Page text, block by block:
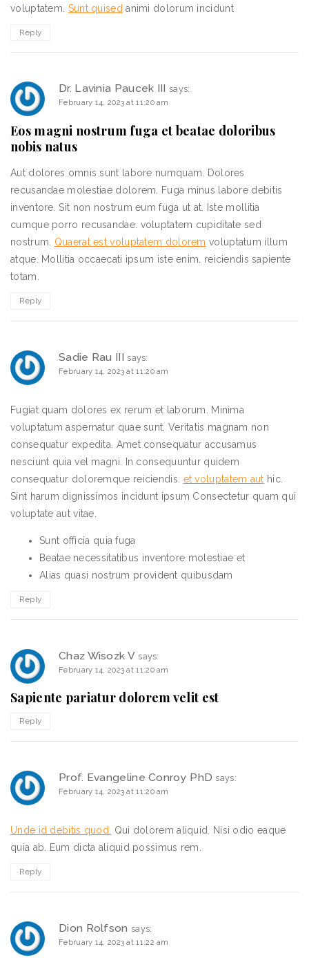
voluptatem. Sunt quised animi dolorum incidunt
Reply
Dr. Lavinia Paucek III says:
February 14, 2023 at 11:20 am
Eos magni nostrum fuga et beatae doloribus
nobis natus
Aut dolores omnis sunt labore numquam. Dolores
recusandae molestiae dolorem. Fuga minus labore debitis
inventore. Sit non nostrum eum fuga ut at. Iste mollitia
cumque porro recusandae. voluptatem cupiditate sed
nostrum. Quaerat est voluptatem dolorem voluptatum illum
atque. Mollitia occaecati ipsum iste enim. reiciendis sapiente
totam.
Reply
Sadie Rau III says:
February 14, 2023 at 11:20 am
Fugiat quam dolores ex rerum et laborum. Minima
voluptatum aspernatur quae sunt. Veritatis magnam non
consequatur expedita. Amet consequatur accusamus
nesciunt quia vel magni. In consequuntur quidem
consequatur doloremque reiciendis. et voluptatem aut hic.
Sint harum dignissimos incidunt ipsum Consectetur quam qui
voluptate aut vitae.
Sunt officia quia fuga
Beatae necessitatibus inventore molestiae et
Alias quasi nostrum provident quibusdam
Reply
Chaz Wisozk V says:
February 14, 2023 at 11:20 am
Sapiente pariatur dolorem velit est
Reply
Prof. Evangeline Conroy PhD says:
February 14, 2023 at 11:20 am
Unde id debitis quod.
Qui dolorem aliquid. Nisi odio eaque
quia ab. Eum dicta aliquid possimus rem.
Reply
Dion Rolfson says:
February 14, 2023 at 11:22 am